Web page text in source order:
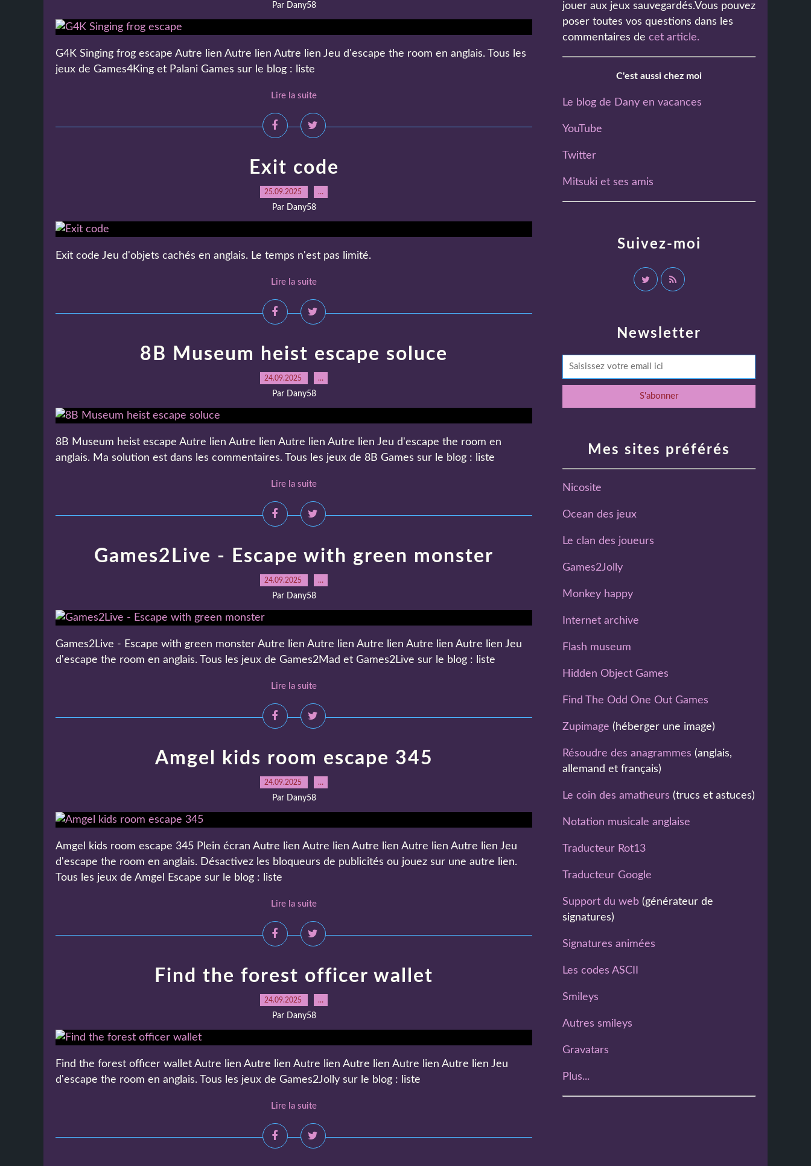
Par Dany58
G4K Singing frog escape Autre lien Autre lien Autre lien Jeu d'escape the room en anglais. Tous les
jeux de Games4King et Palani Games sur le blog : liste
Lire la suite
Exit code
25.09.2025 …
Par Dany58
Exit code Jeu d'objets cachés en anglais. Le temps n'est pas limité.
Lire la suite
8B Museum heist escape soluce
24.09.2025 …
Par Dany58
8B Museum heist escape Autre lien Autre lien Autre lien Autre lien Jeu d'escape the room en
anglais. Ma solution est dans les commentaires. Tous les jeux de 8B Games sur le blog : liste
Lire la suite
Games2Live - Escape with green monster
24.09.2025 …
Par Dany58
Games2Live - Escape with green monster Autre lien Autre lien Autre lien Autre lien Autre lien Jeu
d'escape the room en anglais. Tous les jeux de Games2Mad et Games2Live sur le blog : liste
Lire la suite
Amgel kids room escape 345
24.09.2025 …
Par Dany58
Amgel kids room escape 345 Plein écran Autre lien Autre lien Autre lien Autre lien Autre lien Jeu
d'escape the room en anglais. Désactivez les bloqueurs de publicités ou jouez sur une autre lien.
Tous les jeux de Amgel Escape sur le blog : liste
Lire la suite
Find the forest officer wallet
24.09.2025 …
Par Dany58
Find the forest officer wallet Autre lien Autre lien Autre lien Autre lien Autre lien Autre lien Jeu
d'escape the room en anglais. Tous les jeux de Games2Jolly sur le blog : liste
Lire la suite
Newsletter
Suivez-moi
Mes sites préférés
Nicosite
Ocean des jeux
Le clan des joueurs
Games2Jolly
Monkey happy
Internet archive
Flash museum
Hidden Object Games
Find The Odd One Out Games
Zupimage (héberger une image)
Résoudre des anagrammes (anglais,
allemand et français)
Le coin des amatheurs (trucs et astuces)
Notation musicale anglaise
Traducteur Rot13
Traducteur Google
Support du web (générateur de
signatures)
Signatures animées
Les codes ASCII
Smileys
Autres smileys
Gravatars
Plus...
jouer aux jeux sauvegardés.Vous pouvez
poser toutes vos questions dans les
commentaires de cet article.
C'est aussi chez moi
Le blog de Dany en vacances
YouTube
Twitter
Mitsuki et ses amis